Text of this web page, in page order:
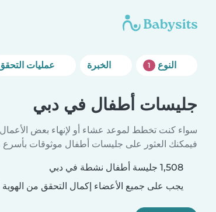
1
جليسات أطفال في دبي
سواء كنت تخطط لموعد عشاء أو لإنهاء بعض
فيمكنك العثور على جليسات أطفال موثوقات بأسرع
1,508 جليسة أطفال نشطة في دبي
يجب على جميع الأعضاء إكمال التحقق من الهوية